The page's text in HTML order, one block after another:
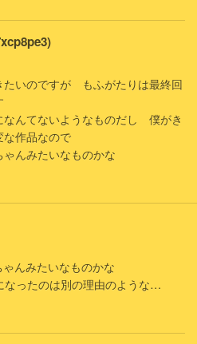
たいのですが もふがたりは最終回
なんてないようなものだし 僕がき
な作品なので
んみたいなものかな
んみたいなものかな
なったのは別の理由のような…